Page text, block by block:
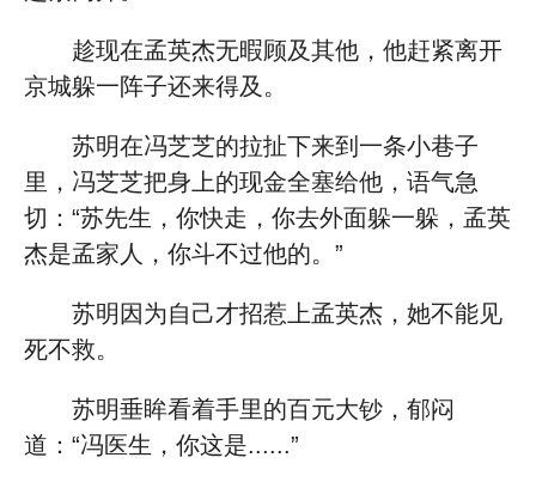
趁现在孟英杰无暇顾及其他，他赶紧离开
京城躲一阵子还来得及。
苏明在冯芝芝的拉扯下来到一条小巷子
里，冯芝芝把身上的现金全塞给他，语气急
切：“苏先生，你快走，你去外面躲一躲，孟英
杰是孟家人，你斗不过他的。”
苏明因为自己才招惹上孟英杰，她不能见
死不救。
苏明垂眸看着手里的百元大钞，郁闷
道：“冯医生，你这是......”